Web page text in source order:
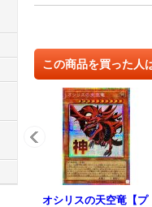
この商品を買った人
オシリスの天空竜【プ